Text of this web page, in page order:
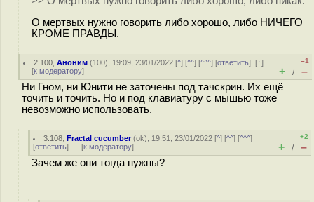
О мертвых нужно говорить либо хорошо, либо НИЧЕГО
КРОМЕ ПРАВДЫ.
2.100 ,Аноним (100), 19:09, 23/01/2022 [^] [^^] [^^^] [ответить][↑]
[к модератору]
–1
+ / –
Ни Гном, ни Юнити не заточены под тачскрин. Их ещё
точить и точить. Но и под клавиатуру с мышью тоже
невозможно использовать.
3.108 ,Fractal cucumber(ok), 19:51, 23/01/2022 [^] [^^] [^^^]
[ответить] [к модератору]
+2
+ / –
Зачем же они тогда нужны?